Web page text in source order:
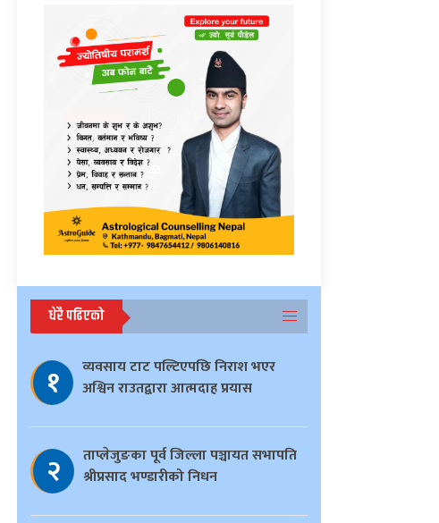
धेरै पढिएको
१
व्यवसाय टाट पल्टिएपछि निराश भएर
अश्विन राउतद्वारा आत्मदाह प्रयास
२
ताप्लेजुङका पूर्व जिल्ला पञ्चायत सभापति
श्रीप्रसाद भण्डारीको निधन